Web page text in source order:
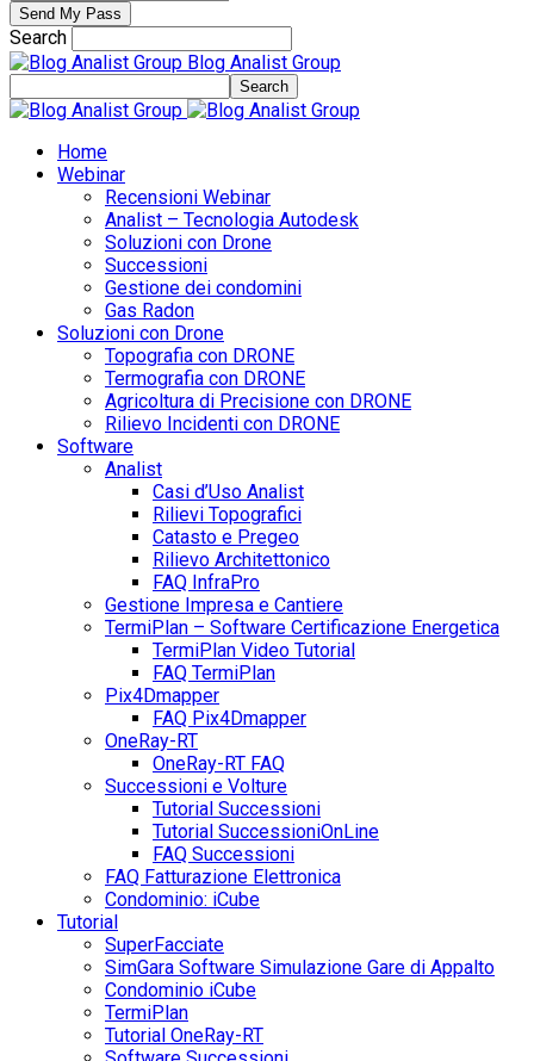
Search
Blog Analist Group
Home
Webinar
Recensioni Webinar
Analist – Tecnologia Autodesk
Soluzioni con Drone
Successioni
Gestione dei condomini
Gas Radon
Soluzioni con Drone
Topografia con DRONE
Termografia con DRONE
Agricoltura di Precisione con DRONE
Rilievo Incidenti con DRONE
Software
Analist
Casi d’Uso Analist
Rilievi Topografici
Catasto e Pregeo
Rilievo Architettonico
FAQ InfraPro
Gestione Impresa e Cantiere
TermiPlan – Software Certificazione Energetica
TermiPlan Video Tutorial
FAQ TermiPlan
Pix4Dmapper
FAQ Pix4Dmapper
OneRay-RT
OneRay-RT FAQ
Successioni e Volture
Tutorial Successioni
Tutorial SuccessioniOnLine
FAQ Successioni
FAQ Fatturazione Elettronica
Condominio: iCube
Tutorial
SuperFacciate
SimGara Software Simulazione Gare di Appalto
Condominio iCube
TermiPlan
Tutorial OneRay-RT